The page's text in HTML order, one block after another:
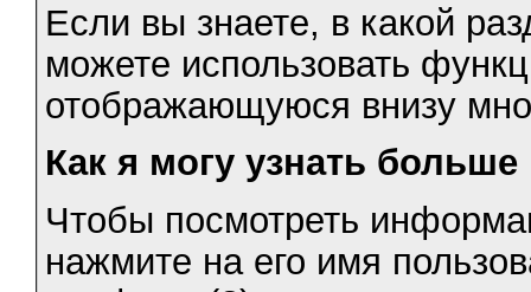
Если вы знаете, в какой
можете использовать
отображающуюся внизу
Как я могу узнать
Чтобы посмотреть
нажмите на его имя